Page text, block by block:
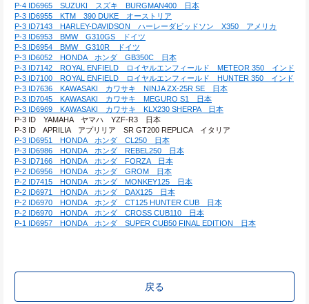
P-4 ID6965　SUZUKI　スズキ　BURGMAN400　日本
P-3 ID6955　KTM　390 DUKE　オーストリア
P-3 ID7143　HARLEY-DAVIDSON　ハーレーダビッドソン　X350　アメリカ
P-3 ID6953　BMW　G310GS　ドイツ
P-3 ID6954　BMW　G310R　ドイツ
P-3 ID6052　HONDA　ホンダ　GB350C　日本
P-3 ID7142　ROYAL ENFIELD　ロイヤルエンフィールド　METEOR 350　インド
P-3 ID7100　ROYAL ENFIELD　ロイヤルエンフィールド　HUNTER 350　インド
P-3 ID7636　KAWASAKI　カワサキ　NINJA ZX-25R SE　日本
P-3 ID7045　KAWASAKI　カワサキ　MEGURO S1　日本
P-3 ID6969　KAWASAKI　カワサキ　KLX230 SHERPA　日本
P-3 ID　YAMAHA　ヤマハ　YZF-R3　日本
P-3 ID　APRILIA　アプリリア　SR GT200 REPLICA　イタリア
P-3 ID6951　HONDA　ホンダ　CL250　日本
P-3 ID6986　HONDA　ホンダ　REBEL250　日本
P-3 ID7166　HONDA　ホンダ　FORZA　日本
P-2 ID6956　HONDA　ホンダ　GROM　日本
P-2 ID7415　HONDA　ホンダ　MONKEY125　日本
P-2 ID6971　HONDA　ホンダ　DAX125　日本
P-2 ID6970　HONDA　ホンダ　CT125 HUNTER CUB　日本
P-2 ID6970　HONDA　ホンダ　CROSS CUB110　日本
P-1 ID6957　HONDA　ホンダ　SUPER CUB50 FINAL EDITION　日本
戻る